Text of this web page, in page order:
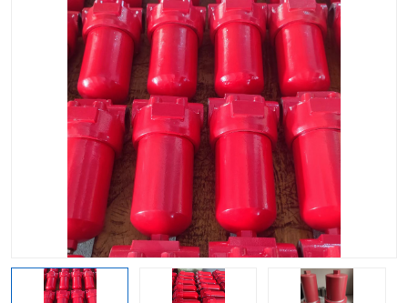
高压球阀 电机
过滤器 列管式油冷却器